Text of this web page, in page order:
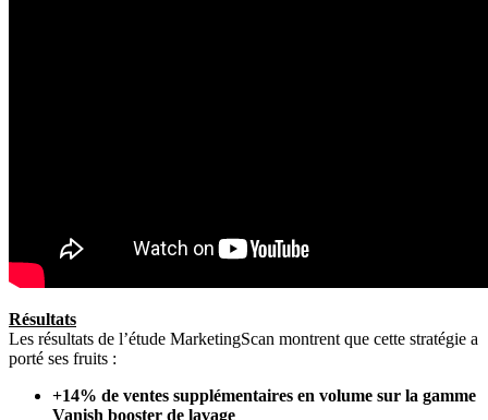
Résultats
Les résultats de l’étude MarketingScan montrent que cette stratégie a
porté ses fruits :
+14% de ventes supplémentaires en volume sur la gamme
Vanish booster de lavage